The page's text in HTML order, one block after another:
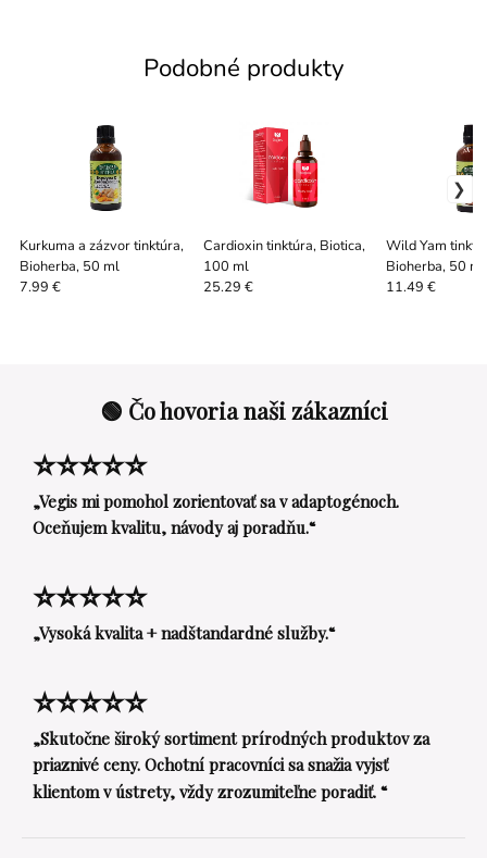
Podobné produkty
Kurkuma a zázvor tinktúra,
Bioherba, 50 ml
7.99 €
Cardioxin tinktúra, Biotica,
100 ml
25.29 €
Wild Yam
Bioherba, 50 ml
11.49 €
🟢 Čo hovoria naši zákazníci
⭐⭐⭐⭐⭐
„Vegis mi pomohol zorientovať sa v adaptogénoch.
Oceňujem kvalitu, návody aj poradňu.“
⭐⭐⭐⭐⭐
„Vysoká kvalita + nadštandardné služby.“
⭐⭐⭐⭐⭐
„Skutočne široký sortiment prírodných produktov za
priaznivé ceny. Ochotní pracovníci sa snažia vyjsť
klientom v ústrety, vždy zrozumiteľne poradiť. “